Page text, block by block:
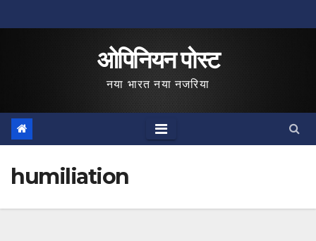
to
ओपिनियन पोस्ट
नया भारत नया नजरिया
humiliation